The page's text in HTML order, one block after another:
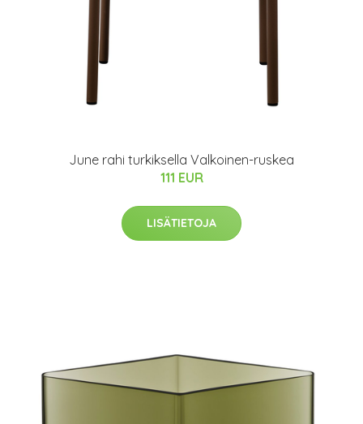
June rahi turkiksella Valkoinen-ruskea
111 EUR
LISÄTIETOJA